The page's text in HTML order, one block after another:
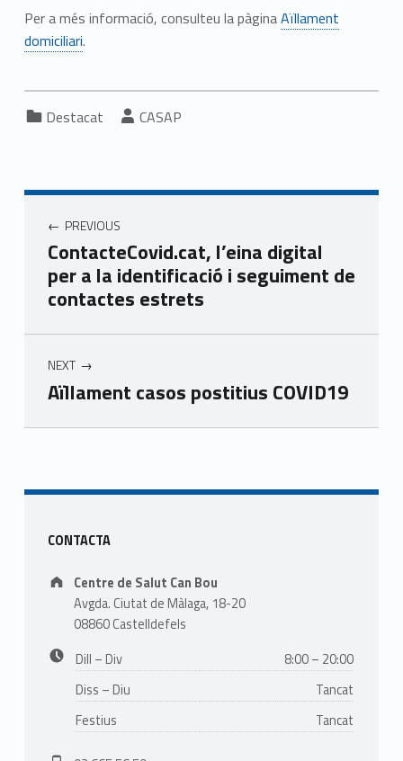
Per a més informació, consulteu la pàginaAïllament
domiciliari.
Categorized in:
Destacat Written by:
CASAP
Navegació d'entrades
PREVIOUS
ContacteCovid.cat, l’eina digital
per a la identificació i seguiment de
contactes estrets
NEXT
Aïllament casos postitius COVID19
Skip back to main navigation
Sidebar
CONTACTA
Address:
Centre de Salut Can Bou
Avgda. Ciutat de Màlaga, 18-20
08860 Castelldefels
Business hours:
Dill – Div
8:00 – 20:00
Diss – Diu
Tancat
Festius
Tancat
Phone number: